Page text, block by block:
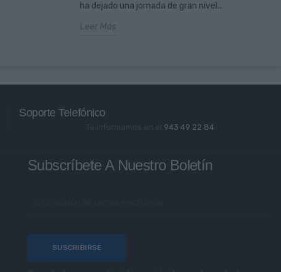
ha dejado una jornada de gran nivel...
Leer Más
Soporte Telefónico
943 49 22 84
Subscríbete A Nuestro Boletín